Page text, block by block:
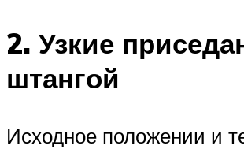
2. Узкие
штангой
Исходное положении и